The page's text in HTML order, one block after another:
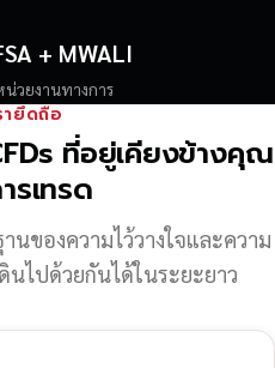
+ MWALI
วยงานทางการ
ายึดถือ
ที่อยู่เคียงข้างคุณ
รเทรด
นของความไว้วางใจและความ
นไปด้วยกันได้ในระยะยาว